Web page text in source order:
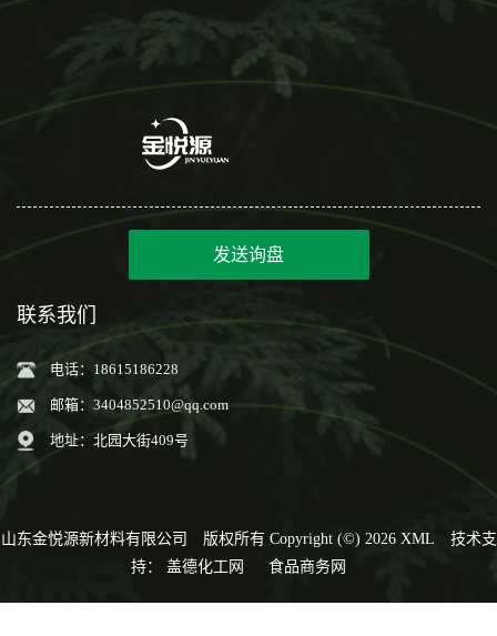
发送询盘
联系我们
电话：18615186228
邮箱： 3404852510@qq.com
地址：北园大街409号
山东金悦源新材料有限公司 版权所有 Copyright (©) 2026 XML
技术支
持： 盖德化工网 食品商务网